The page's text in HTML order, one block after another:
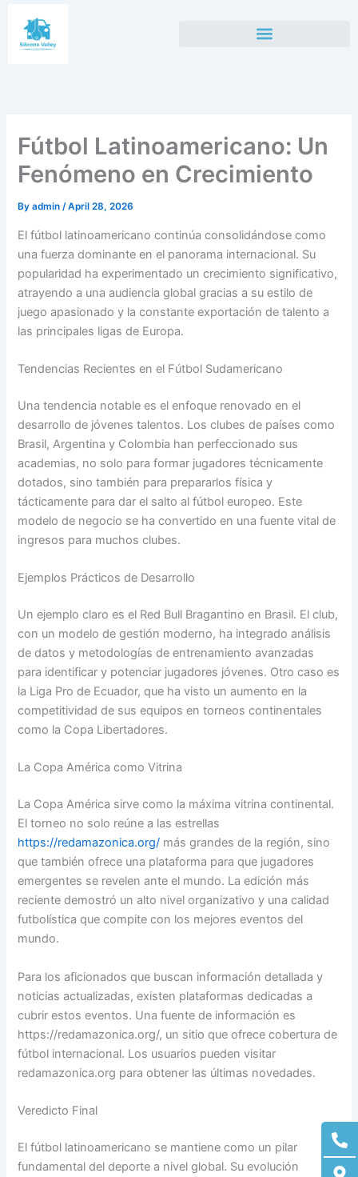
content
alt
alt
Fútbol Latinoamericano: Un
Fenómeno en Crecimiento
Byadmin/April 28, 2026
El fútbol latinoamericano continúa consolidándose como
una fuerza dominante en el panorama internacional. Su
popularidad ha experimentado un crecimiento significativo,
atrayendo a una audiencia global gracias a su estilo de
juego apasionado y la constante exportación de talento a
las principales ligas de Europa.
Tendencias Recientes en el Fútbol Sudamericano
Una tendencia notable es el enfoque renovado en el
desarrollo de jóvenes talentos. Los clubes de países como
Brasil, Argentina y Colombia han perfeccionado sus
academias, no solo para formar jugadores técnicamente
dotados, sino también para prepararlos física y
tácticamente para dar el salto al fútbol europeo. Este
modelo de negocio se ha convertido en una fuente vital de
ingresos para muchos clubes.
Ejemplos Prácticos de Desarrollo
Un ejemplo claro es el Red Bull Bragantino en Brasil. El club,
con un modelo de gestión moderno, ha integrado análisis
de datos y metodologías de entrenamiento avanzadas
para identificar y potenciar jugadores jóvenes. Otro caso es
la Liga Pro de Ecuador, que ha visto un aumento en la
competitividad de sus equipos en torneos continentales
como la Copa Libertadores.
La Copa América como Vitrina
La Copa América sirve como la máxima vitrina continental.
El torneo no solo reúne a las estrellas
https://redamazonica.org/ más grandes de la región, sino
que también ofrece una plataforma para que jugadores
emergentes se revelen ante el mundo. La edición más
reciente demostró un alto nivel organizativo y una calidad
futbolística que compite con los mejores eventos del
mundo.
Para los aficionados que buscan información detallada y
noticias actualizadas, existen plataformas dedicadas a
cubrir estos eventos. Una fuente de información es
https://redamazonica.org/, un sitio que ofrece cobertura de
fútbol internacional. Los usuarios pueden visitar
redamazonica.org para obtener las últimas novedades.
Veredicto Final
El fútbol latinoamericano se mantiene como un pilar
fundamental del deporte a nivel global. Su evolución